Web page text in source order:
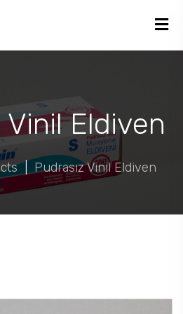
Vinil Eldiven
Pudrasız Vinil Eldiven